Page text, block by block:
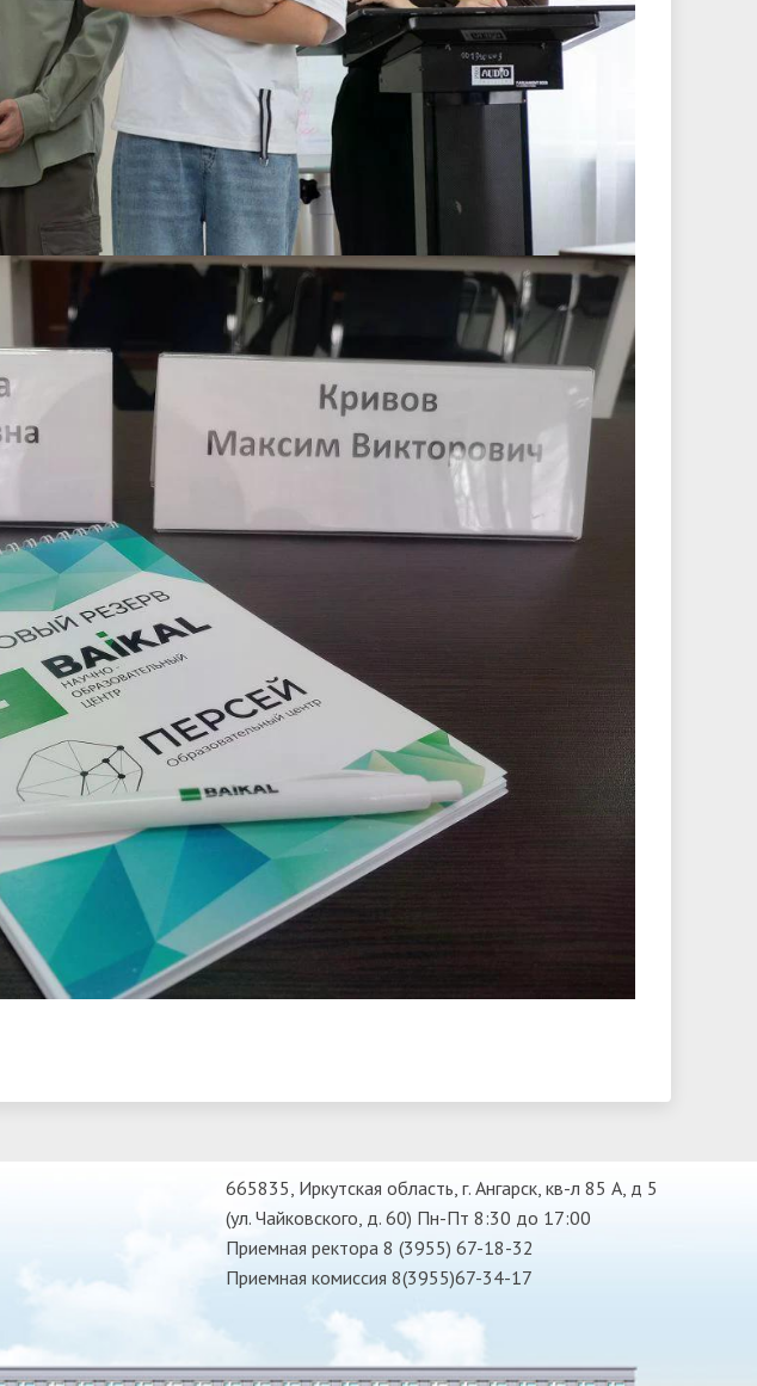
665835, Иркутская область, г. Ангарск, кв-л 85 А, д 5
(ул. Чайковского, д. 60) Пн-Пт 8:30 до 17:00
Приемная ректора 8 (3955) 67-18-32
Приемная комиссия 8(3955)67-34-17